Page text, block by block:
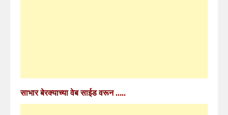
साभार बेरक्याच्या वेब साईड वरून …..